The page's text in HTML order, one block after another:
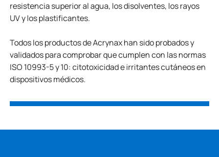
resistencia superior al agua, los disolventes, los rayos
UV y los plastificantes.
Todos los productos de Acrynax han sido probados y
validados para comprobar que cumplen con las normas
ISO 10993-5 y 10: citotoxicidad e irritantes cutáneos en
dispositivos médicos.